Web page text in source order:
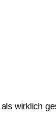
wirklich